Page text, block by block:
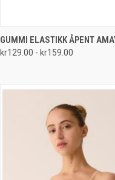
QUICK VIEW
Compare
GUMMI ELASTIKK ÅPENT
kr129.00 - kr159.00